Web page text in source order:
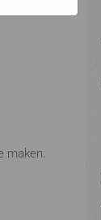
maken.